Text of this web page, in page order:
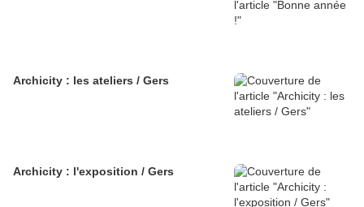
Archicity : les ateliers / Gers
Archicity : l'exposition / Gers